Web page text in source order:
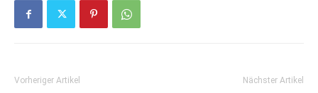
Vorheriger Artikel Nächster Artikel